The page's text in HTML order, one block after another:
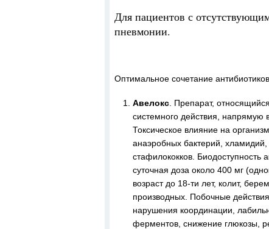
Для пациентов с
пневмонии.
Оптимальное сочетание
Авелокс . Препарат,
системного действия, напрямую
Токсическое влияние на
анаэробных бактерий,
стафилококков. Биодоступность
суточная доза около 400 мг
возраст до 18-ти лет, колит,
производных. Побочные
нарушения координации,
ферментов, снижение глюкозы,